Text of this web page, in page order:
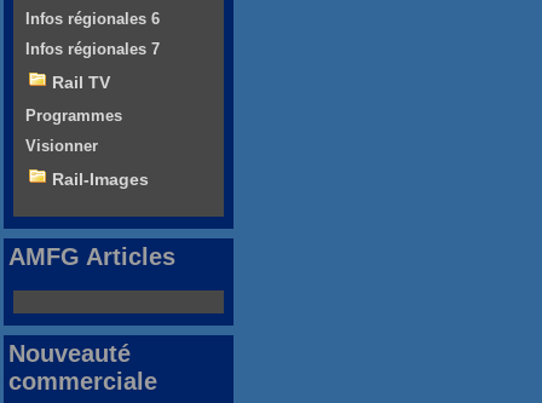
Infos régionales 6
Infos régionales 7
Rail TV
Programmes
Visionner
Rail-Images
AMFG Articles
Nouveauté
commerciale